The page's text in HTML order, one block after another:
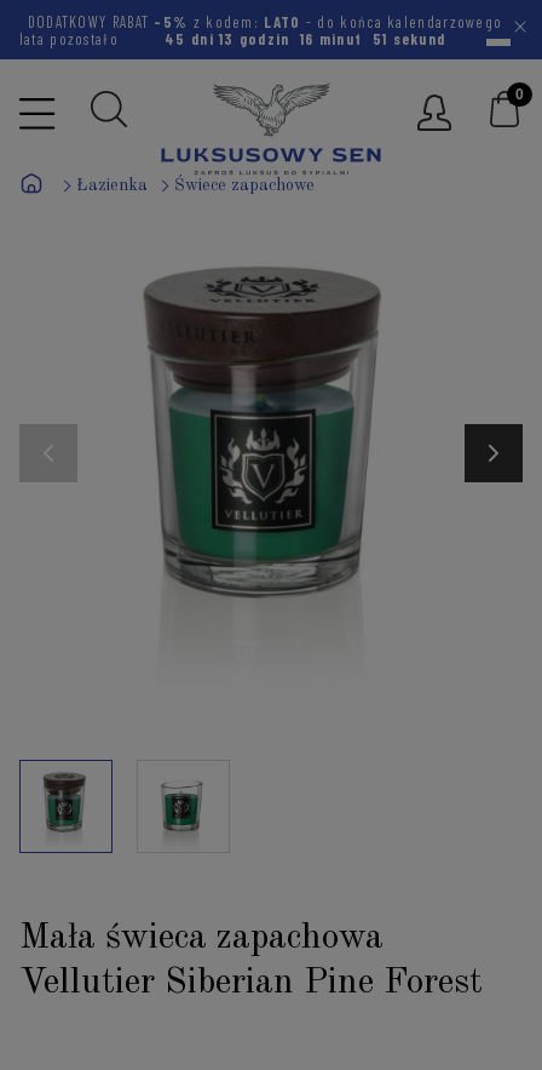
DODATKOWY RABAT -5% z kodem: LATO - do końca kalendarzowego
lata pozostało
45 dni 13 godzin 16 minut 50 sekund
Łazienka Świece zapachowe
Mała świeca zapachowa
Vellutier Siberian Pine Forest